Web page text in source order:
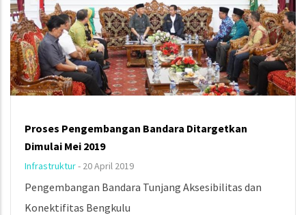
Proses Pengembangan Bandara Ditargetkan
Dimulai Mei 2019
Infrastruktur- 20 April 2019
Pengembangan Bandara Tunjang Aksesibilitas dan
Konektifitas Bengkulu